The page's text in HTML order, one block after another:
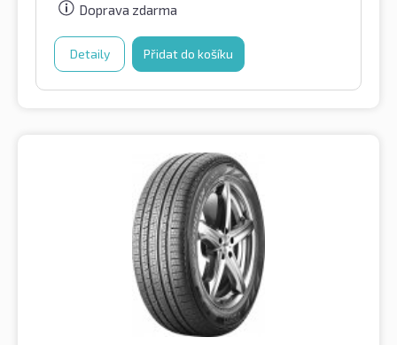
Doprava zdarma
Detaily Přidat do košíku